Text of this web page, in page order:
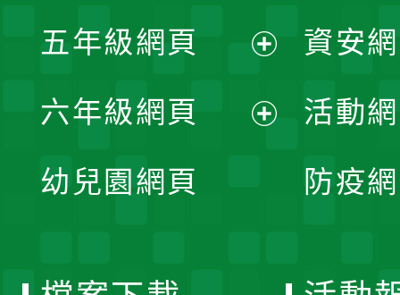
單
選
單
開
選
五年級網頁
開
六年級網頁
幼兒園網頁
資安
活動
防疫